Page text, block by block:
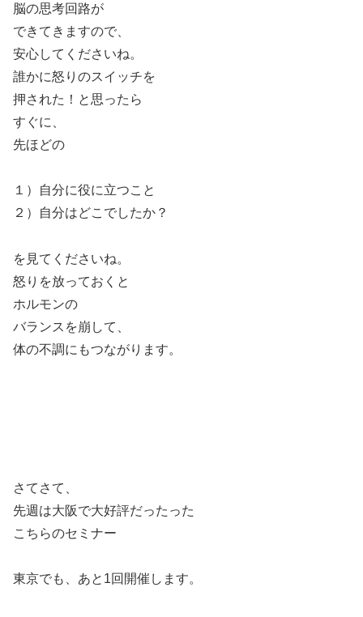
脳の思考回路が
できてきますので、
安心してくださいね。
誰かに怒りのスイッチを
押された！と思ったら
すぐに、
先ほどの
１）自分に役に立つこと
２）自分はどこでしたか？
を見てくださいね。
怒りを放っておくと
ホルモンの
バランスを崩して、
体の不調にもつながります。
さてさて、
先週は大阪で大好評だったった
こちらのセミナー
東京でも、あと1回開催します。